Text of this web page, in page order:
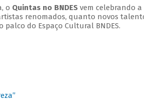
o Quintas no BNDESvem celebrando a
renomados, quanto novos
palco do Espaço Cultural BNDES.